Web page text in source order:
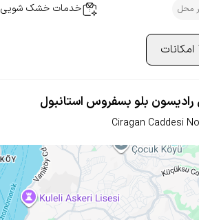
محل خدمات خشک شویی
بلو بسفروس استانبول
Ciragan Caddesi